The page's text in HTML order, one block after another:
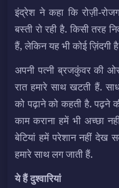
इंद्रेश ने कहा कि रोज़ी-
बस्ती रो रही है. किसी तरह
हैं, लेकिन यह भी कोई ज़िंदगी
अपनी पत्नी ब्रजकुंवर की
रात हमारे साथ खटती हैं.
को पढ़ाने को कहती है. पढ़ने
काम कराना हमें भी अच्छा
बेटियां हमें परेशान नहीं
हमारे साथ लग जाती हैं.
ये हैं दुश्वारियां